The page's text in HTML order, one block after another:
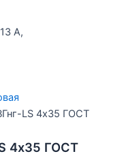
А,
LS 4х35 ГОСТ
4х35 ГОСТ